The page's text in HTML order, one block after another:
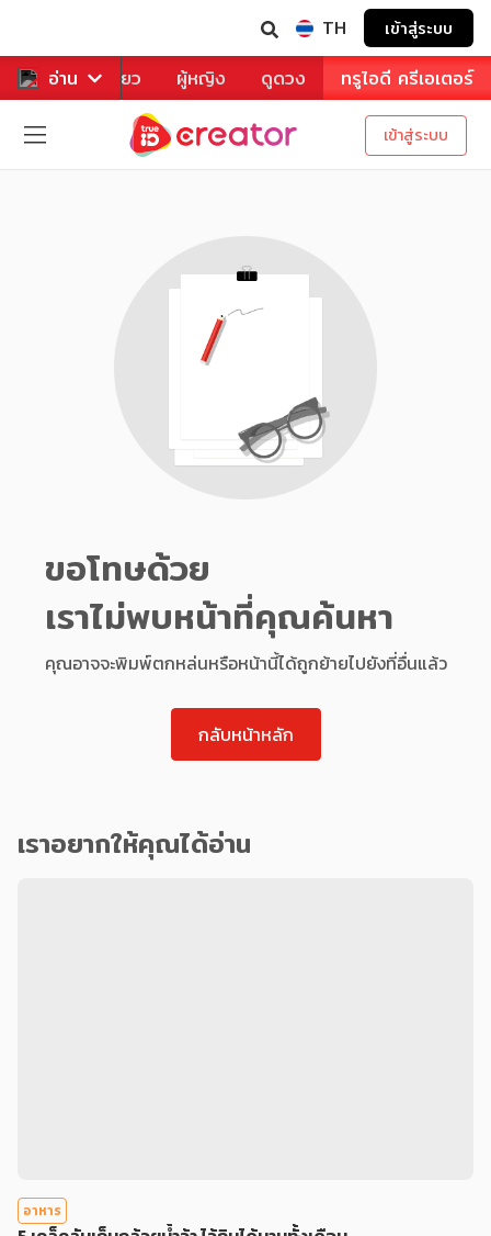
TH เข้าสู่ระบบ
อ่าน
หาร ท่องเที่ยว ผู้หญิง ดูดวง ทรูไอดี ครีเอเตอร์
เข้าสู่ระบบ
ขอโทษด้วย
เราไม่พบหน้าที่คุณค้นหา
คุณอาจจะพิมพ์ตกหล่นหรือหน้านี้ได้ถูกย้ายไปยังที่อื่นแล้ว
กลับหน้าหลัก
เราอยากให้คุณได้อ่าน
อาหาร